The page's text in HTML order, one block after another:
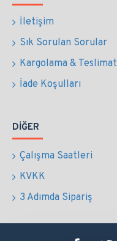
İletişim
Sık Sorulan Sorular
Kargolama & Teslimat
İade Koşulları
DIĞER
Çalışma Saatleri
KVKK
3 Adımda Sipariş